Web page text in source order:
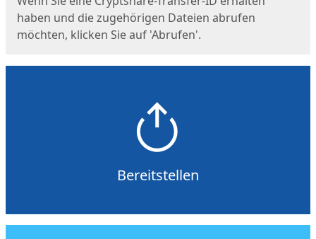
haben und die zugehörigen Dateien abrufen
möchten, klicken Sie auf 'Abrufen'.
Bereitstellen